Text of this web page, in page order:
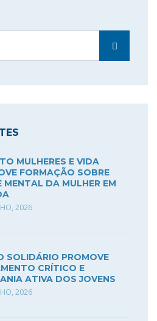
MULHERES E VIDA
FORMAÇÃO SOBRE
MENTAL DA MULHER EM
2026
SOLIDÁRIO PROMOVE
CRÍTICO E
ATIVA DOS JOVENS
2026